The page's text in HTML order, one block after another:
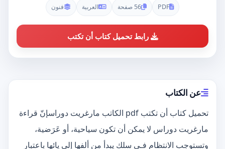
PDF 56 صفحة العربية فنون
رابط تحميل كتاب أن تكتب
عن الكتاب
تحميل كتاب أن تكتب pdf الكاتب مارغريت دوراسإنّ قراءة
مارغريت دوراس لا يمكن أن تكون سياحية، أو عَرَضية،
وتستوجب الانتظام فـي سلك يبدأ من ألفها إلى يائها باعتبار